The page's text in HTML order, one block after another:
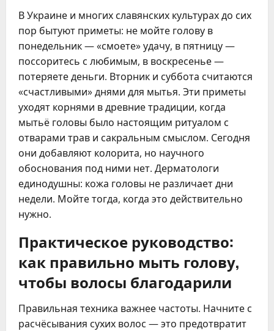
В Украине и многих славянских культурах до сих
пор бытуют приметы: не мойте голову в
понедельник — «смоете» удачу, в пятницу —
поссоритесь с любимым, в воскресенье —
потеряете деньги. Вторник и суббота считаются
«счастливыми» днями для мытья. Эти приметы
уходят корнями в древние традиции, когда
мытьё головы было настоящим ритуалом с
отварами трав и сакральным смыслом. Сегодня
они добавляют колорита, но научного
обоснования под ними нет. Дерматологи
единодушны: кожа головы не различает дни
недели. Мойте тогда, когда это действительно
нужно.
Практическое руководство:
как правильно мыть голову,
чтобы волосы благодарили
Правильная техника важнее частоты. Начните с
расчёсывания сухих волос — это предотвратит